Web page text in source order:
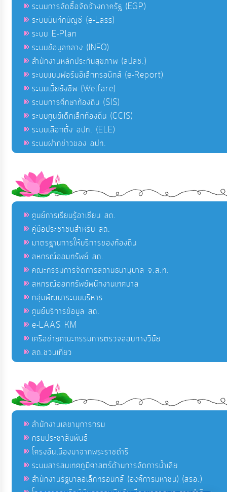
ระบบการจัดซื้อจัดจ้างภาครัฐ (EGP)
ระบบบันทึกบัญชี (e-Lass)
ระบบ E-Plan
ระบบข้อมูลกลาง (INFO)
สำนักงานหลักประกันสุขภาพ (สปสช.)
ระบบแบบฟอร์มอิเล็กทรอนิกส์ (e-Report)
ระบบเบี้ยยังชีพ (Welfare)
ระบบการศึกษาท้องถิ่น (SIS)
ระบบศูนย์เด็กเล็กท้องถิ่น (CCIS)
ระบบเลือกตั้ง อปท. (ELE)
ระบบฝากข่าวของ อปท.
ศูนย์การเรียนรู้อาเซียน สถ.
คู่มือประชาชนสำหรับ สถ.
มาตรฐานการให้บริการของท้องถิ่น
สหกรณ์ออมทรัพย์ สถ.
คณะกรรมการจัดการสถานธนานุบาล จ.ส.ท.
สหกรณ์ออกทรัพย์พนักงานเทศบาล
กลุ่มพัฒนาระบบบริหาร
ศูนย์บริการข้อมูล สถ.
e-LAAS KM
เครือข่ายคณะกรรมการตรวจสอบทางวินัย
สถ.ชวนเที่ยว
สำนักงานเลขานุการกรม
กรมประชาสัมพันธ์
โครงอันเนื่องมาจากพระราชดำริ
ระบบสารสนเทศภูมิศาสตร์ด้านการจัดการน้ำเสีย
สำนักงานรัฐบาลอิเล็กทรอนิกส์ (องค์การมหาชน) (สรอ.)